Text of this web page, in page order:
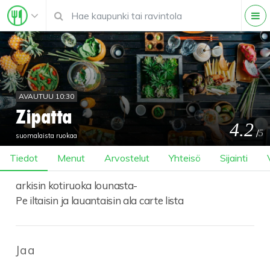
AVAUTUU 10:30
Zipatta
suomalaista ruokaa 4.2 /5
Tiedot Menut Arvostelut Yhteisö Sijainti
arkisin kotiruoka lounasta-
Pe iltaisin ja lauantaisin ala carte lista
Jaa